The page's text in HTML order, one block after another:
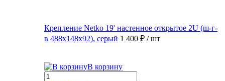
Крепление Netko 19' настенное открытое 2U (ш-г-
в 488х148х92), серый 1 400 ₽ / шт
В корзину